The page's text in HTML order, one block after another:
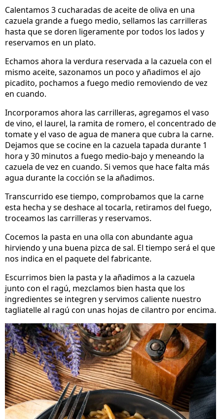
Calentamos 3 cucharadas de aceite de oliva en una
cazuela grande a fuego medio, sellamos las carrilleras
hasta que se doren ligeramente por todos los lados y
reservamos en un plato.
Echamos ahora la verdura reservada a la cazuela con el
mismo aceite, sazonamos un poco y añadimos el ajo
picadito, pochamos a fuego medio removiendo de vez
en cuando.
Incorporamos ahora las carrilleras, agregamos el vaso
de vino, el laurel, la ramita de romero, el concentrado de
tomate y el vaso de agua de manera que cubra la carne.
Dejamos que se cocine en la cazuela tapada durante 1
hora y 30 minutos a fuego medio-bajo y meneando la
cazuela de vez en cuando. Si vemos que hace falta más
agua durante la cocción se la añadimos.
Transcurrido ese tiempo, comprobamos que la carne
esta hecha y se deshace al tocarla, retiramos del fuego,
troceamos las carrilleras y reservamos.
Cocemos la pasta en una olla con abundante agua
hirviendo y una buena pizca de sal. El tiempo será el que
nos indica en el paquete del fabricante.
Escurrimos bien la pasta y la añadimos a la cazuela
junto con el ragú, mezclamos bien hasta que los
ingredientes se integren y servimos caliente nuestro
tagliatelle al ragú con unas hojas de cilantro por encima.